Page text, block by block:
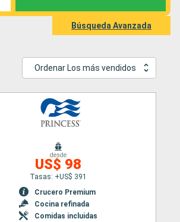
Búsqueda Avanzada
Ordenar Los más vendidos
desde
US$ 98
Tasas: +US$ 391
Crucero Premium
Cocina refinada
Comidas incluidas